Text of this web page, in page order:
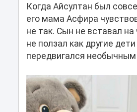
Когда Айсултан был
его мама Асфира
не так. Сын не вставал на
не ползал как другие дети
передвигался